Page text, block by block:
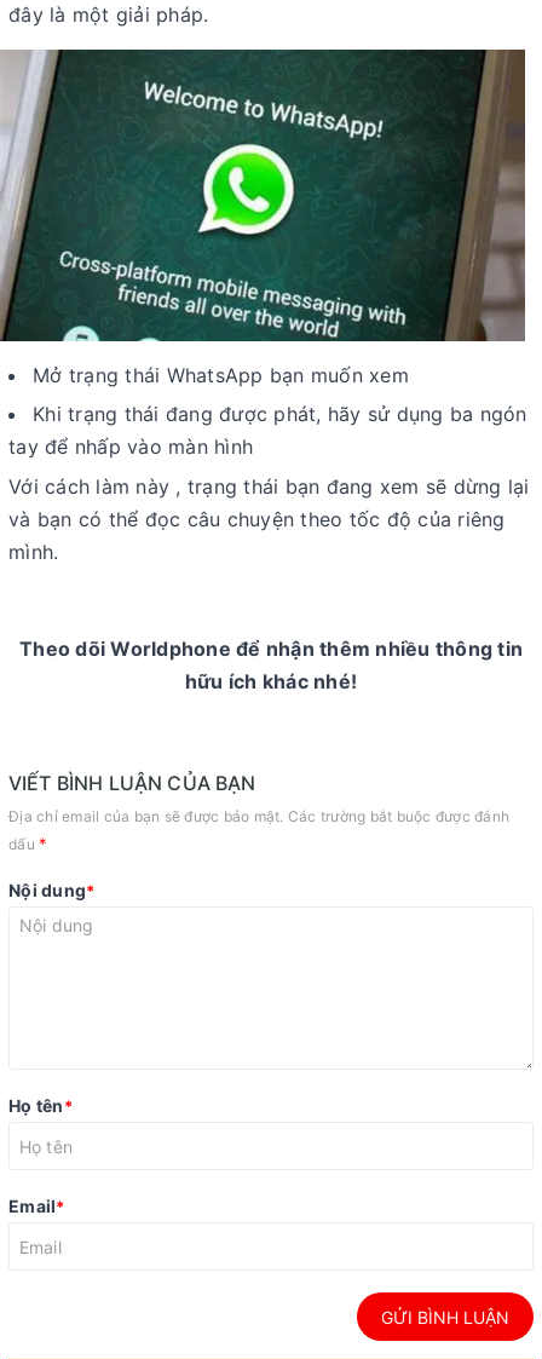
đây là một giải pháp.
Mở trạng thái WhatsApp bạn muốn xem
Khi trạng thái đang được phát, hãy sử dụng ba ngón
tay để nhấp vào màn hình
Với cách làm này , trạng thái bạn đang xem sẽ dừng lại
và bạn có thể đọc câu chuyện theo tốc độ của riêng
mình.
Theo dõi Worldphone để nhận thêm nhiều thông tin
hữu ích khác nhé!
VIẾT BÌNH LUẬN CỦA BẠN
Địa chỉ email của bạn sẽ được bảo mật. Các trường bắt buộc được đánh
dấu *
Nội dung*
Họ tên*
Email*
GỬI BÌNH LUẬN